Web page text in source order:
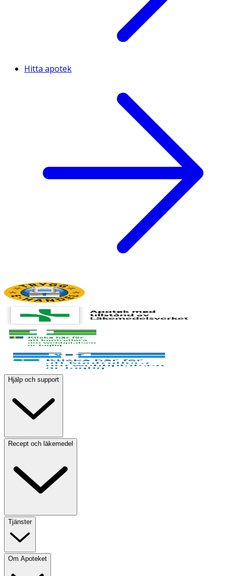
Hitta apotek
Hjälp och support
Recept och läkemedel
Tjänster
Om Apoteket